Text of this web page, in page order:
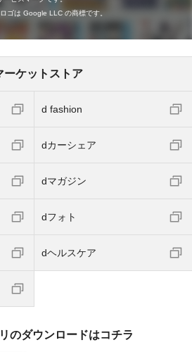
ゴは Google LLC の商標です。
ーケットストア
d fashion
dカーシェア
dマガジン
dフォト
dヘルスケア
のダウンロードはコチラ